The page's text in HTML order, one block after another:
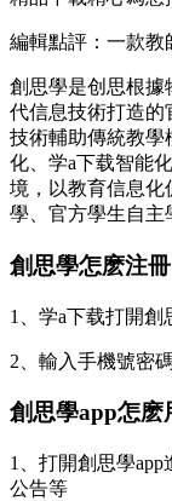
編輯點評：一款教
創思學是创思根據
代信息技術打造的
技術輔助傳統教學
化、学a下载智能
境，以教育信息化
學、官方學生自主
創思學怎麽注冊
1、学a下载打開創
2、輸入手機號密
創思學app怎麽
1、打開創思學
公告等